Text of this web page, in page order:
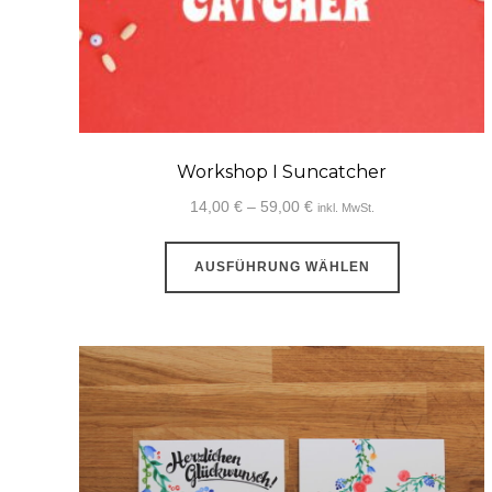
Workshop I Suncatcher
14,00 € – 59,00 €Preisspanne:
bis
inkl. MwSt.
AUSFÜHRUNG WÄHLEN
Dieses
Varianten
auf.
Die
Optionen